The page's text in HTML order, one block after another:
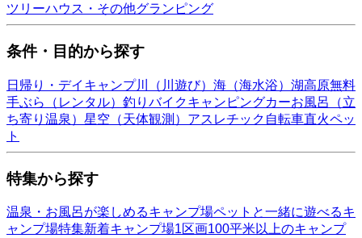
ツリーハウス・その他グランピング
条件・目的から探す
日帰り・デイキャンプ川（川遊び） 海（海水浴） 湖高原無料
手ぶら（レンタル） 釣り バイクキャンピングカーお風呂（立
ち寄り温泉） 星空（天体観測） アスレチック 自転車直火ペッ
ト
特集から探す
温泉・お風呂が楽しめるキャンプ場ペットと一緒に遊べるキ
ャンプ場特集新着キャンプ場1区画100平米以上のキャンプ